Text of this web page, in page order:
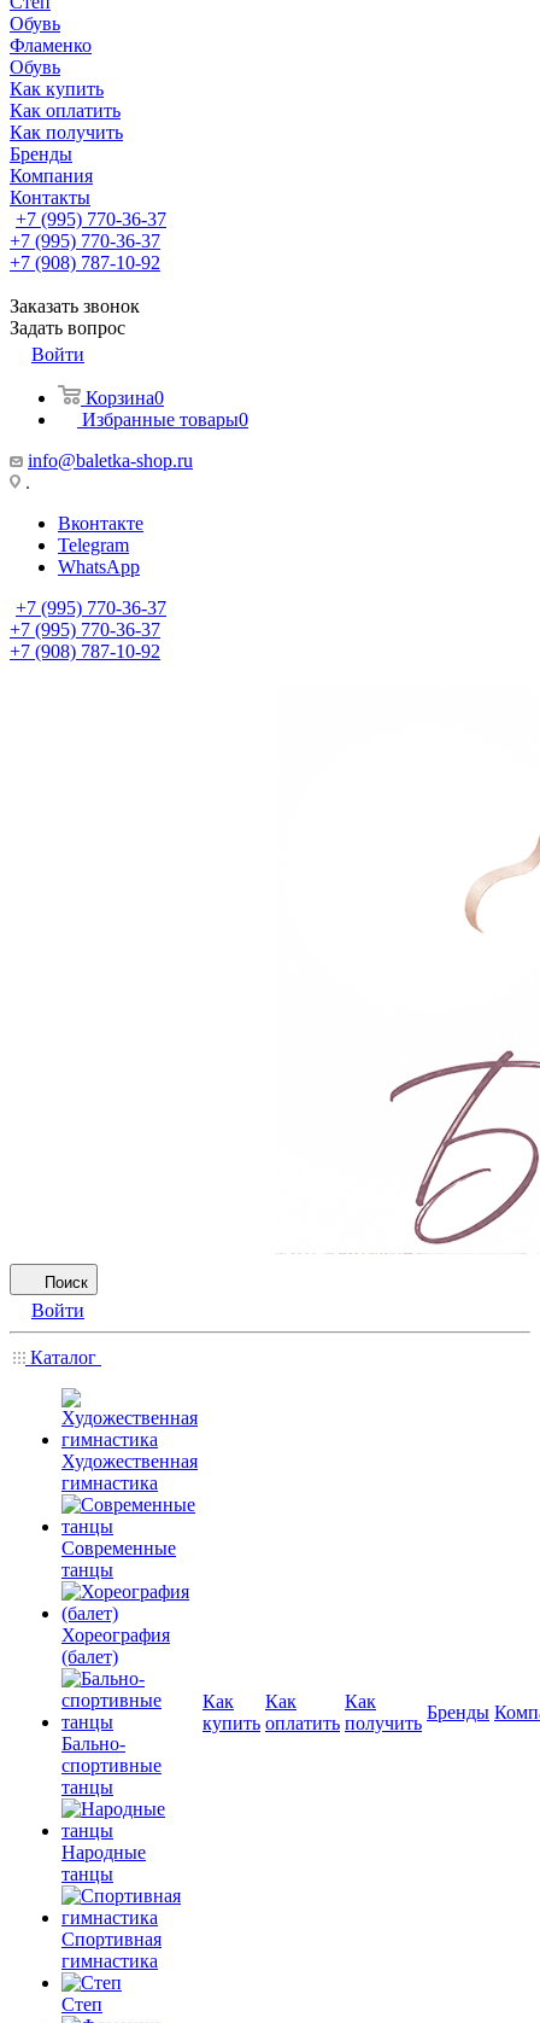
Обувь
Фламенко
Обувь
Как купить
Как оплатить
Как получить
Бренды
Компания
Контакты
+7 (995) 770-36-37
+7 (995) 770-36-37
+7 (908) 787-10-92
Заказать звонок
Задать вопрос
Войти
Корзина0
Избранные товары0
info@baletka-shop.ru
.
Вконтакте
Telegram
WhatsApp
+7 (995) 770-36-37
+7 (995) 770-36-37
+7 (908) 787-10-92
Поиск
Войти
Каталог
Художественная
гимнастика
Современные
танцы
Хореография
(балет)
Бально-
спортивные
танцы
Народные
танцы
Спортивная
гимнастика
Степ
Как
купить
Как
оплатить
Как
получить
Бренды